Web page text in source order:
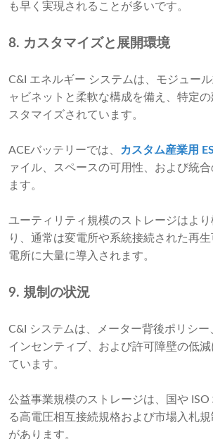
も早く実現されることが多いです。
8. カスタマイズと展開環境
C&I エネルギー システムは、モジュー
ャビネットと柔軟な構成を備え、特定
スタマイズされています。
ACEバッテリーでは、 カスタム産業用
ァイル、スペースの可用性、および統
ます。
ユーティリティ規模のストレージはよ
り、通常は変電所や系統接続された再
電所に大量に導入されます。
9. 規制の状況
C&I システムは、メーター背後ポリシ
インセンティブ、および許可障壁の低
ています。
公益事業規模のストレージは、国や
る高電圧相互接続規格および市場入札
があります。